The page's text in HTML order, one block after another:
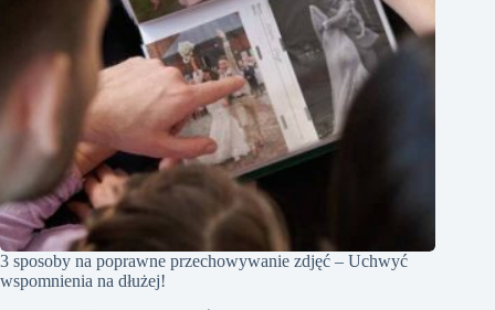
3 sposoby na poprawne przechowywanie zdjęć – Uchwyć
wspomnienia na dłużej!